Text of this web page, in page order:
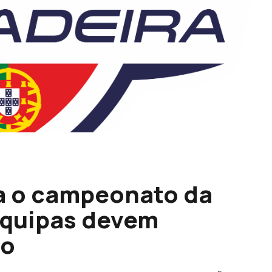
o campeonato da
devem